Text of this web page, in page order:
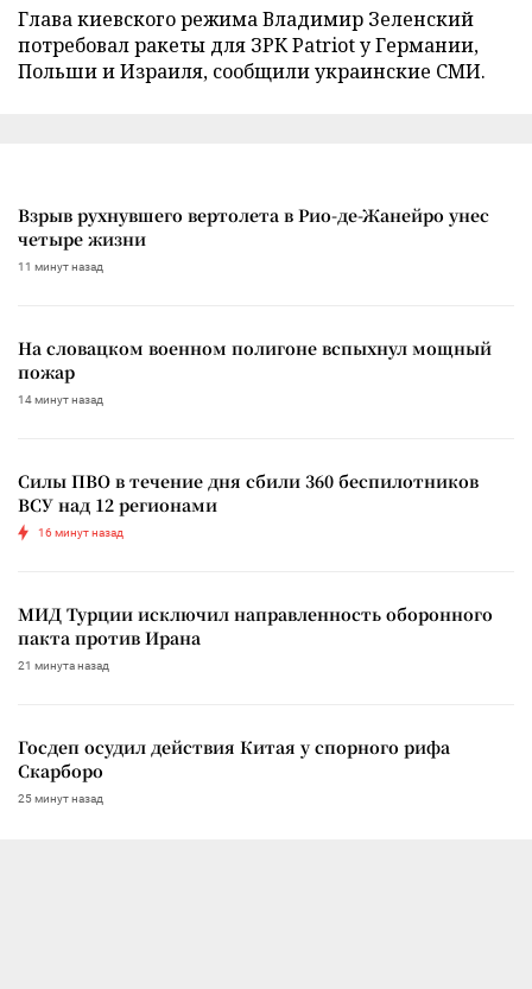
Глава киевского режима Владимир Зеленский
потребовал ракеты для ЗРК Patriot у Германии,
Польши и Израиля, сообщили украинские СМИ.
Взрыв рухнувшего вертолета в Рио-де-Жанейро унес
четыре жизни
11 минут назад
На словацком военном полигоне вспыхнул мощный
пожар
14 минут назад
Силы ПВО в течение дня сбили 360 беспилотников
ВСУ над 12 регионами
16 минут назад
МИД Турции исключил направленность оборонного
пакта против Ирана
21 минута назад
Госдеп осудил действия Китая у спорного рифа
Скарборо
25 минут назад